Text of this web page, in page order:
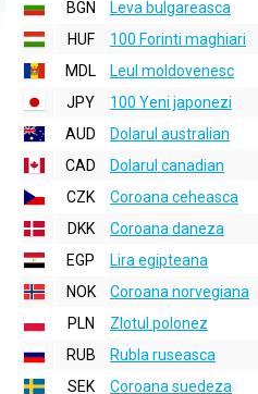
BGN
Leva bulgareasca
HUF
100 Forinti maghiari
MDL
Leul moldovenesc
JPY
100 Yeni japonezi
AUD
Dolarul australian
CAD
Dolarul canadian
CZK
Coroana ceheasca
DKK
Coroana daneza
EGP
Lira egipteana
NOK
Coroana norvegiana
PLN
Zlotul polonez
RUB
Rubla ruseasca
SEK
Coroana suedeza